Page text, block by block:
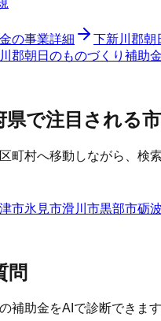
の事業詳細 下新川郡朝
郡朝日のものづくり補助
県で注目される
町村へ移動しながら、検
市氷見市滑川市黒部市砺
問
補助金をAIで診断できま